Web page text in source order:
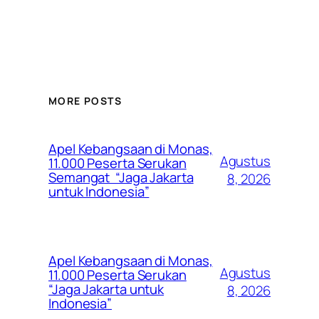
MORE POSTS
Apel Kebangsaan di Monas,
11.000 Peserta Serukan
Semangat “Jaga Jakarta
untuk Indonesia”
Agustus
8, 2026
Apel Kebangsaan di Monas,
11.000 Peserta Serukan
“Jaga Jakarta untuk
Indonesia”
Agustus
8, 2026